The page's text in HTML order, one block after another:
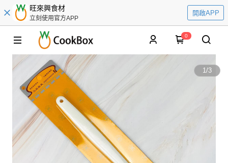
旺來興食材
立刻使用官方APP
開啟APP
0
1/3